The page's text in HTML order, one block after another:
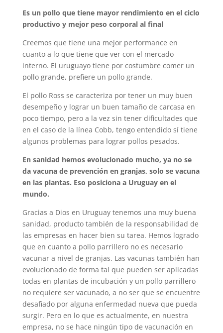
Es un pollo que tiene mayor rendimiento en el ciclo
productivo y mejor peso corporal al final
Creemos que tiene una mejor performance en
cuanto a lo que tiene que ver con el mercado
interno. El uruguayo tiene por costumbre comer un
pollo grande, prefiere un pollo grande.
El pollo Ross se caracteriza por tener un muy buen
desempeño y lograr un buen tamaño de carcasa en
poco tiempo, pero a la vez sin tener dificultades que
en el caso de la línea Cobb, tengo entendido sí tiene
algunos problemas para lograr pollos pesados.
En sanidad hemos evolucionado mucho, ya no se
da vacuna de prevención en granjas, solo se vacuna
en las plantas. Eso posiciona a Uruguay en el
mundo.
Gracias a Dios en Uruguay tenemos una muy buena
sanidad, producto también de la responsabilidad de
las empresas en hacer bien su tarea. Hemos logrado
que en cuanto a pollo parrillero no es necesario
vacunar a nivel de granjas. Las vacunas también han
evolucionado de forma tal que pueden ser aplicadas
todas en plantas de incubación y un pollo parrillero
no requiere ser vacunado, a no ser que se encuentre
desafiado por alguna enfermedad nueva que pueda
surgir. Pero en lo que es actualmente, en nuestra
empresa, no se hace ningún tipo de vacunación en